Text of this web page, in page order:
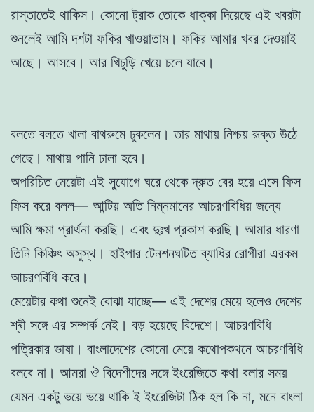
রাস্তাতেই থাকিস। কোনো ট্রাক তোকে ধাক্কা দিয়েছে এই খবরটা
শুনলেই আমি দশটা ফকির খাওয়াতাম। ফকির আমার খবর দেওয়াই
আছে। আসবে। আর খিচুড়ি খেয়ে চলে যাবে।
বলতে বলতে খালা বাথরুমে ঢুকলেন। তার মাথায় নিশ্চয় রূক্ত উঠে
গেছে। মাথায় পানি ঢালা হবে।
অপরিচিত মেয়েটা এই সুযোগে ঘরে থেকে দ্রুত বের হয়ে এসে ফিস
ফিস করে বলল— আন্টিয় অতি নিম্নমানের আচরণবিধিয় জন্যে
আমি ক্ষমা প্রার্থনা করছি। এবং দুঃখ প্রকাশ করছি। আমার ধারণা
তিনি কিঞ্চিৎ অসুস্থ। হাইপার টেনশনঘটিত ব্যাধির রোগীরা এরকম
আচরণবিধি করে।
মেয়েটার কথা শুনেই বোঝা যাচ্ছে— এই দেশের মেয়ে হলেও দেশের
শ্ৰী সঙ্গে এর সম্পর্ক নেই। বড় হয়েছে বিদেশে। আচরণবিধি
পত্রিকার ভাষা। বাংলাদেশের কোনো মেয়ে কথোপকথনে আচরণবিধি
বলবে না। আমরা ঔ বিদেশীদের সঙ্গে ইংরেজিতে কথা বলার সময়
যেমন একটু ভয়ে ভয়ে থাকি ই ইংরেজিটা ঠিক হল কি না, মনে বাংলা